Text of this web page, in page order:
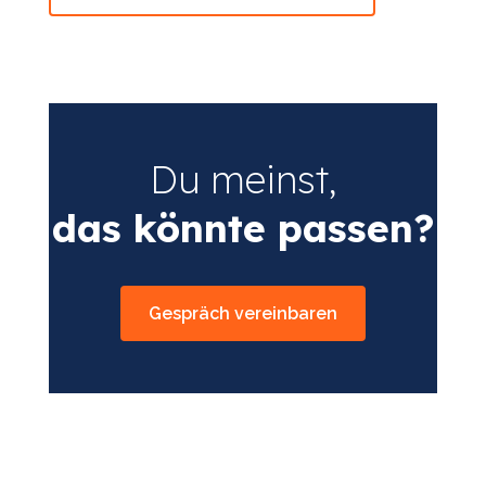
Du meinst,
das könnte passen?
Gespräch vereinbaren